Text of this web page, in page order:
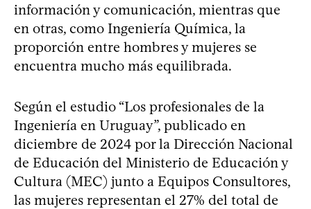
información y comunicación, mientras que
en otras, como Ingeniería Química, la
proporción entre hombres y mujeres se
encuentra mucho más equilibrada.
Según el estudio “Los profesionales de la
Ingeniería en Uruguay”, publicado en
diciembre de 2024 por la Dirección Nacional
de Educación del Ministerio de Educación y
Cultura (MEC) junto a Equipos Consultores,
las mujeres representan el 27% del total de